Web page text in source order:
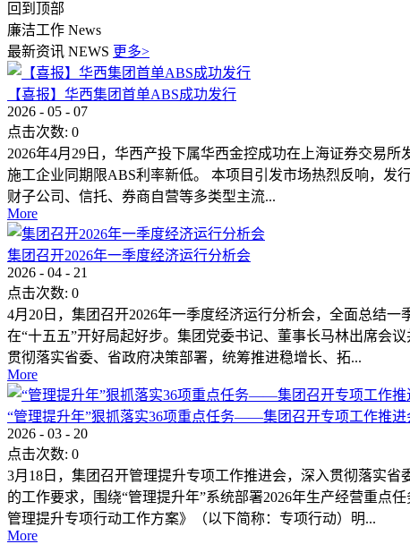
回到顶部
廉洁工作 News
最新资讯 NEWS 更多>
【喜报】华西集团首单ABS成功发行
2026 - 05 - 07
点击次数: 0
2026年4月29日，华西产投下属华西金控成功在上海证券交易
施工企业同期限ABS利率新低。 本项目引发市场热烈反响，发
财子公司、信托、券商自营等多类型主流...
More
集团召开2026年一季度经济运行分析会
2026 - 04 - 21
点击次数: 0
4月20日，集团召开2026年一季度经济运行分析会，全面总结
在“十五五”开好局起好步。集团党委书记、董事长马林出席会
贯彻落实省委、省政府决策部署，统筹推进稳增长、拓...
More
“管理提升年”狠抓落实36项重点任务——集团召开专项工作推进
2026 - 03 - 20
点击次数: 0
3月18日，集团召开管理提升专项工作推进会，深入贯彻落实
的工作要求，围绕“管理提升年”系统部署2026年生产经营重点
管理提升专项行动工作方案》（以下简称：专项行动）明...
More